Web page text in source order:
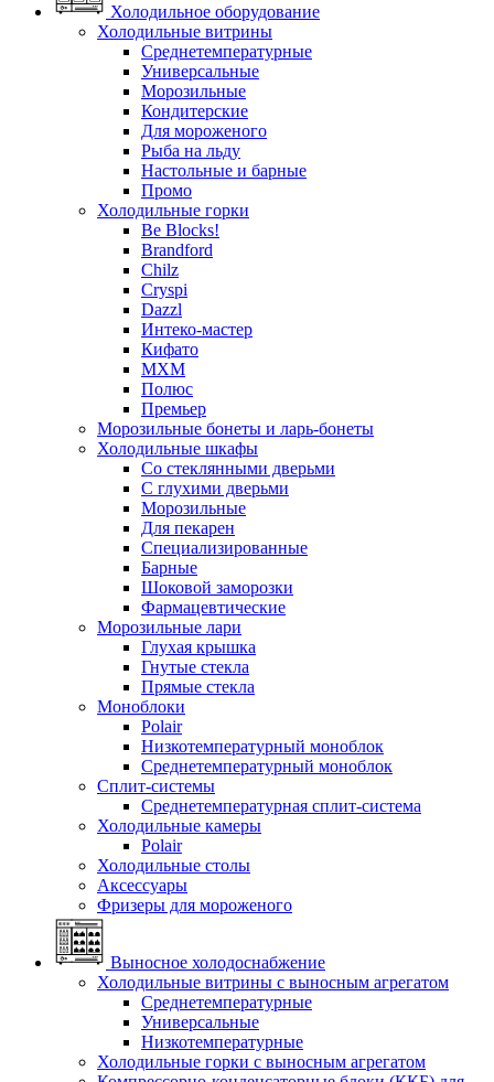
Холодильное оборудование
Холодильные витрины
Среднетемпературные
Универсальные
Морозильные
Кондитерские
Для мороженого
Рыба на льду
Настольные и барные
Промо
Холодильные горки
Be Blocks!
Brandford
Chilz
Cryspi
Dazzl
Интеко-мастер
Кифато
МХМ
Полюс
Премьер
Морозильные бонеты и ларь-бонеты
Холодильные шкафы
Со стеклянными дверьми
С глухими дверьми
Морозильные
Для пекарен
Специализированные
Барные
Шоковой заморозки
Фармацевтические
Морозильные лари
Глухая крышка
Гнутые стекла
Прямые стекла
Моноблоки
Polair
Низкотемпературный моноблок
Среднетемпературный моноблок
Сплит-системы
Среднетемпературная сплит-система
Холодильные камеры
Polair
Холодильные столы
Аксессуары
Фризеры для мороженого
Выносное холодоснабжение
Холодильные витрины с выносным агрегатом
Среднетемпературные
Универсальные
Низкотемпературные
Холодильные горки с выносным агрегатом